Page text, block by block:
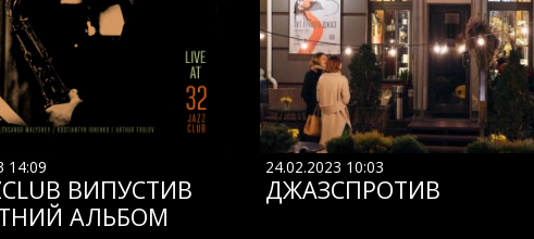
14:09
ВИПУСТИВ
АЛЬБОМ
24.02.2023 10:03
ДЖАЗСПРОТИВ